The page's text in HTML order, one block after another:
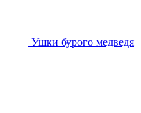
Ушки бурого медведя